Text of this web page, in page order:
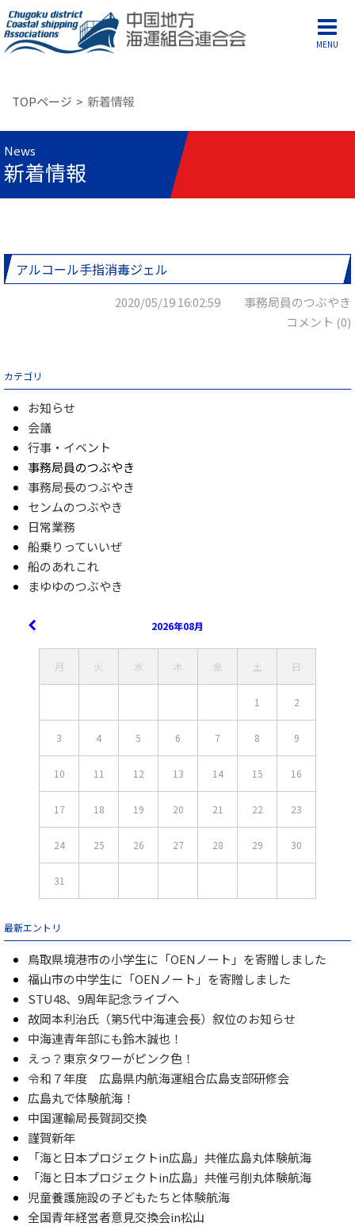
TOPページ 新着情報
News
新着情報
アルコール手指消毒ジェル
2020/05/19 16:02:59 事務局員のつぶやき
コメント (0)
カテゴリ
お知らせ
会議
行事・イベント
事務局員のつぶやき
事務局長のつぶやき
センムのつぶやき
日常業務
船乗りっていいぜ
船のあれこれ
まゆゆのつぶやき
2026年08月
月 火 水 木 金 土 日
1 2
3 4 5 6 7 8 9
10 11 12 13 14 15 16
17 18 19 20 21 22 23
24 25 26 27 28 29 30
31
最新エントリ
鳥取県境港市の小学生に「OENノート」を寄贈しました
福山市の中学生に「OENノート」を寄贈しました
STU48、9周年記念ライブへ
故岡本利治氏（第5代中海連会長）叙位のお知らせ
中海連青年部にも鈴木誠也！
えっ？東京タワーがピンク色！
令和７年度 広島県内航海運組合広島支部研修会
広島丸で体験航海！
中国運輸局長賀詞交換
謹賀新年
「海と日本プロジェクトin広島」共催広島丸体験航海
「海と日本プロジェクトin広島」共催弓削丸体験航海
児童養護施設の子どもたちと体験航海
全国青年経営者意見交換会in松山
MENU